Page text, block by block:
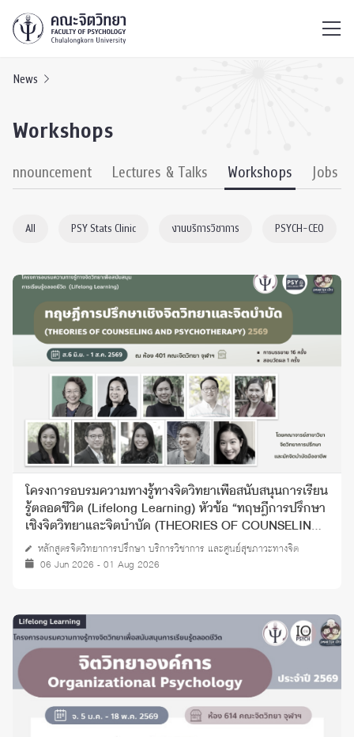
News
Workshops
Lectures & Talks Workshops Jobs
All PSY Stats Clinic งานบริการวิชาการ PSYCH-CEO
โครงการอบรมความทางรู้ทางจิตวิทยาเพื่อสนับสนุนการเรียน
รู้ตลอดชีวิต (Lifelong Learning) หัวข้อ “ทฤษฎีการปรึกษา
เชิงจิตวิทยาและจิตบำบัด (THEORIES OF COUNSELING
AND PSYCHOTHERAPY)” ปี 2568
หลักสูตรจิตวิทยาการปรึกษา บริการวิชาการ และศูนย์สุขภาวะทางจิต
06 Jun 2026 - 01 Aug 2026